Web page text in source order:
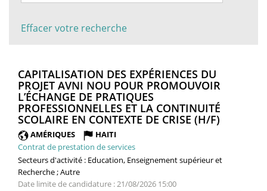
Effacer votre recherche
CAPITALISATION DES EXPÉRIENCES DU
PROJET AVNI NOU POUR PROMOUVOIR
L’ÉCHANGE DE PRATIQUES
PROFESSIONNELLES ET LA CONTINUITÉ
SCOLAIRE EN CONTEXTE DE CRISE (H/F)
AMÉRIQUES
HAITI
Contrat de prestation de services
Secteurs d'activité : Education, Enseignement supérieur et
Recherche ; Autre
Date limite de candidature : 21/08/2026 15:00